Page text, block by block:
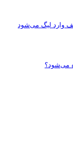
وارد لیگ می‌شود